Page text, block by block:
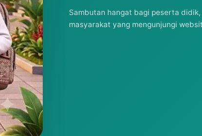
Sambutan hangat bagi peserta
masyarakat yang mengunjungi